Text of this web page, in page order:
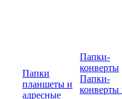
Папки
планшеты и
адресные
Папки-
конверты
Папки-
конверты